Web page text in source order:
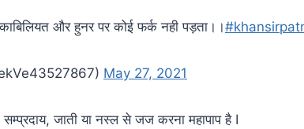
और हुनर पर कोई फर्क नही पड़ता।।
May 27, 2021
जाती या नस्ल से जज करना महापाप है I